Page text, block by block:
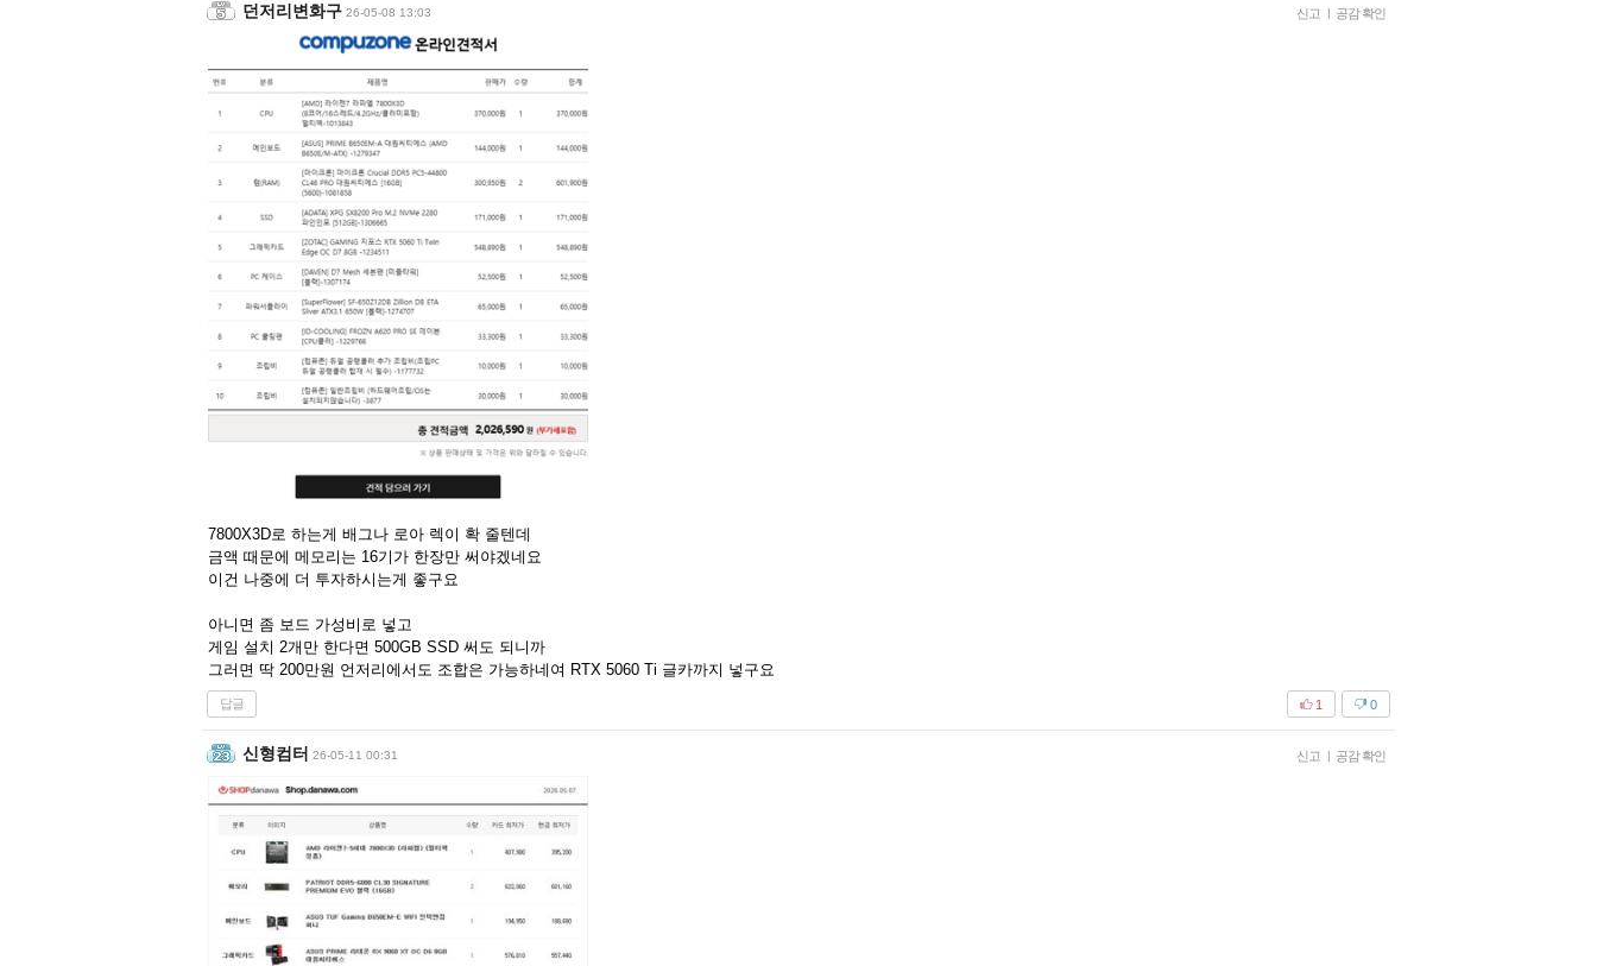
던저리변화구 26-05-08 13:03 신고 | 공감 확인
7800X3D로 하는게 배그나 로아 렉이 확 줄텐데
금액 때문에 메모리는 16기가 한장만 써야겠네요
이건 나중에 더 투자하시는게 좋구요
아니면 좀 보드 가성비로 넣고
게임 설치 2개만 한다면 500GB SSD 써도 되니까
그러면 딱 200만원 언저리에서도 조합은 가능하네여 RTX 5060 Ti 글카까지 넣구요
답글 0
1
신형컴터 26-05-11 00:31 신고 | 공감 확인